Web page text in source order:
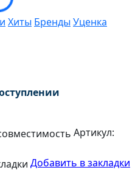
Хиты Бренды Уценка
Артикул:
Добавить в закладки